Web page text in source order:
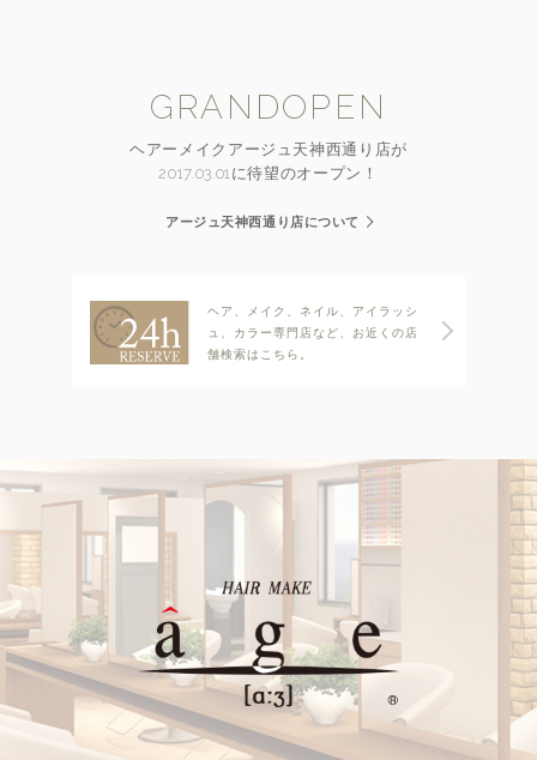
GRANDOPEN
ヘアーメイクアージュ天神西通り店が
2017.03.01に待望のオープン！
アージュ天神西通り店について
ヘア、メイク、ネイル、アイラッシ
ュ、カラー専門店など、お近くの店
舗検索はこちら。